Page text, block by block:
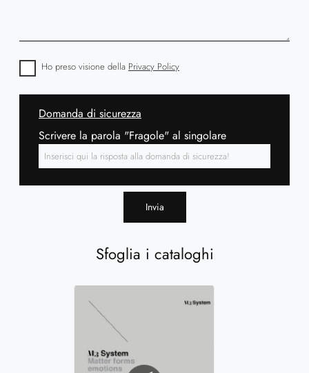
Sfoglia i cataloghi
Ho preso visione della Privacy Policy
Domanda di sicurezza
Scrivere la parola "Fragole" al singolare
Invia